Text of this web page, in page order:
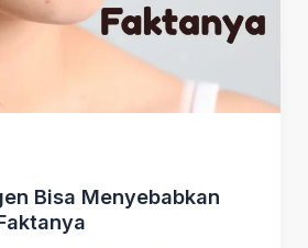
Bisa Menyebabkan